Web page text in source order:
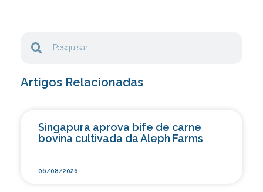
Artigos Relacionadas
Singapura aprova bife de carne
bovina cultivada da Aleph Farms
06/08/2026